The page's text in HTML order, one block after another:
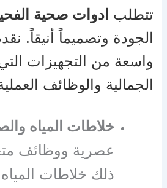
تتطلب ادوات صحية
الجودة وتصميماً أنيقاً.
واسعة من التجهيزات
الجمالية والوظائف
خلاطات المياه
عصرية ووظائف
ذلك خلاطات